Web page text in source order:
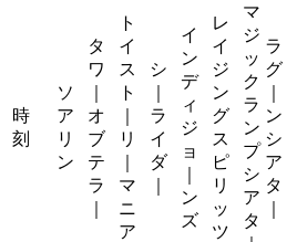
時
刻
ソ
ア
リ
ン
タ
ワ
オ
ブ
テ
ラ
ト
イ
ス
ト
リ
マ
ニ
ア
シ
ラ
イ
ダ
イ
ン
デ
ィ
ジ
ョ
ン
ズ
レ
イ
ジ
ン
グ
ス
ピ
リ
ッ
ツ
マ
ジ
ッ
ク
ラ
ン
プ
シ
ア
タ
ラ
グ
ン
シ
ア
タ